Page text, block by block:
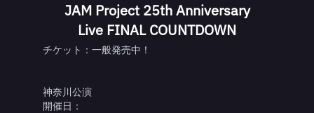
JAM Project 25th Anniversary
Live FINAL COUNTDOWN
チケット：一般発売中！
神奈川公演
開催日：